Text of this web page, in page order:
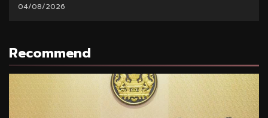
04/08/2026
Recommend